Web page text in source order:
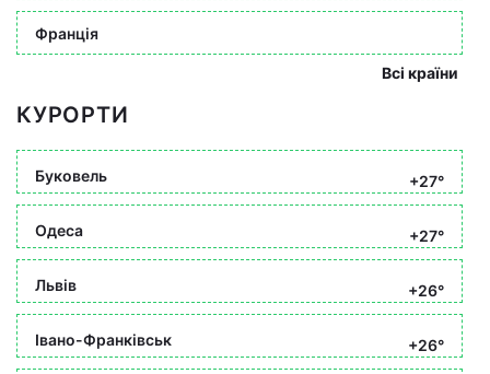
Франція
Всі країни
КУРОРТИ
Буковель +27°
Одеса +27°
Львів +26°
Івано-Франківськ +26°